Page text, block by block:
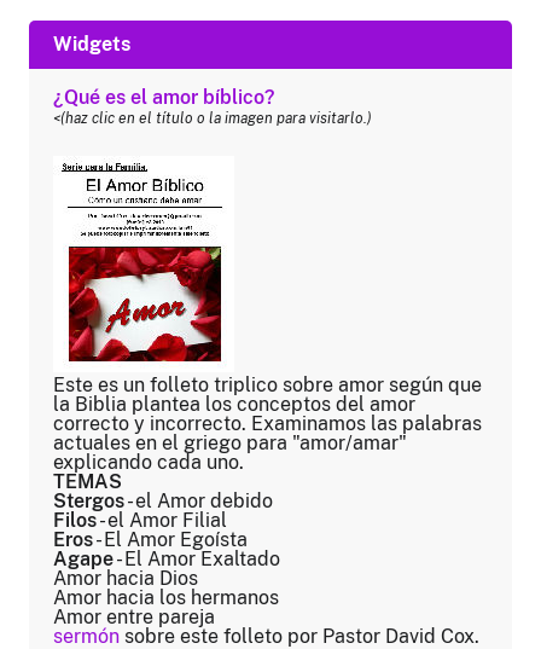
Widgets
¿Qué es el amor bíblico?
<(haz clic en el título o la imagen para visitarlo.)
Este es un folleto triplico sobre amor según que
la Biblia plantea los conceptos del amor
correcto y incorrecto. Examinamos las palabras
actuales en el griego para "amor/amar"
explicando cada uno.
TEMAS
Stergos- el Amor debido
Filos- el Amor Filial
Eros- El Amor Egoísta
Agape- El Amor Exaltado
Amor hacia Dios
Amor hacia los hermanos
Amor entre pareja
sermón sobre este folleto por Pastor David Cox.